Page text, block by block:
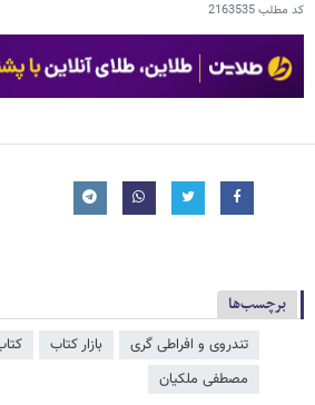
کد مطلب2163535
برچسب‌ها
تندروی و افراطی گری بازار کتاب
مصطفی ملکیان